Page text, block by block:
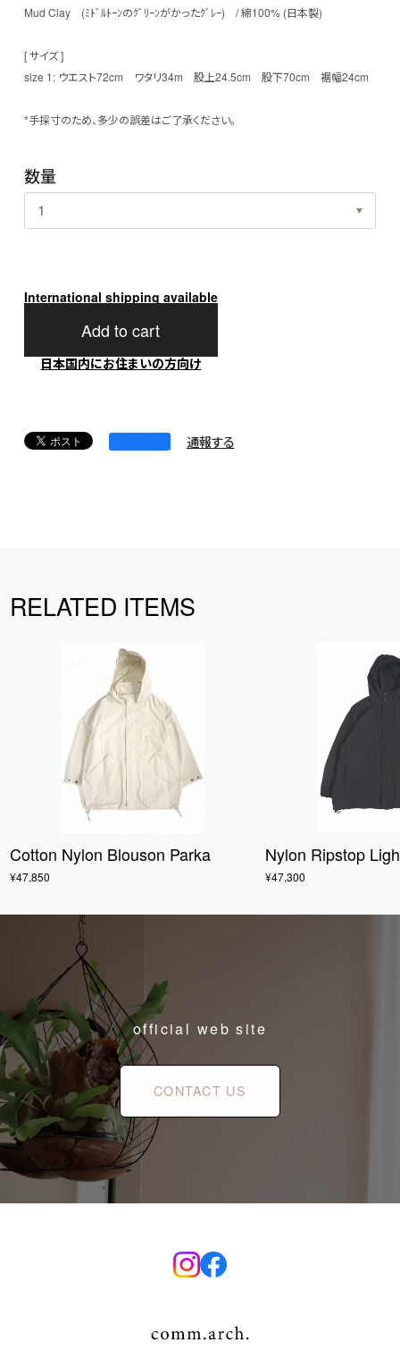
Mud Clay (ﾐﾄﾞﾙﾄｰﾝのｸﾞﾘｰﾝがかったｸﾞﾚｰ) / 綿100% (日本製)
[ サイズ ]
size 1: ウエスト72cm ワタリ34m 股上24.5cm 股下70cm 裾幅24cm
*手採寸のため、多少の誤差はご了承ください。
数量
International shipping available
Add to cart
日本国内にお住まいの方向け
通報する
RELATED ITEMS
Cotton Nylon Blouson Parka
¥47,850
Nylon Ripstop
¥47,300
official web site
CONTACT US